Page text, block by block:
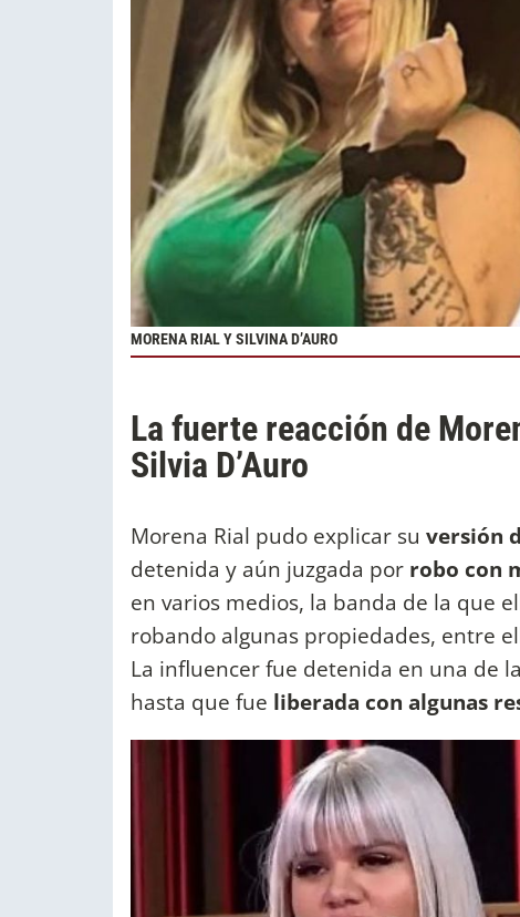
MORENA RIAL Y SILVINA D’AURO
La fuerte reacción de
Silvia D’Auro
Morena Rial pudo explicar su versión
detenida y aún juzgada por robo con
en varios medios, la banda de la que
robando algunas propiedades, entre
La influencer fue detenida en una de
hasta que fue liberada con algunas